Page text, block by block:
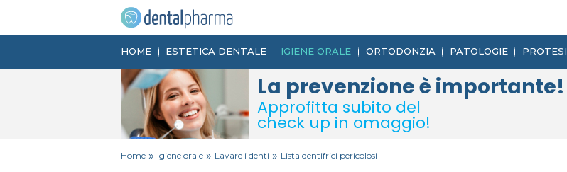
HOME ESTETICA DENTALE IGIENE ORALE ORTODONZIA PATOLOGIE PROTESI
La prevenzione è importante!
Approfitta subito del
check up in omaggio!
Home » Igiene orale » Lavare i denti » Lista dentifrici pericolosi